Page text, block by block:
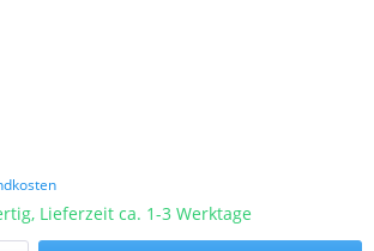
Lieferzeit ca. 1-3 Werktage